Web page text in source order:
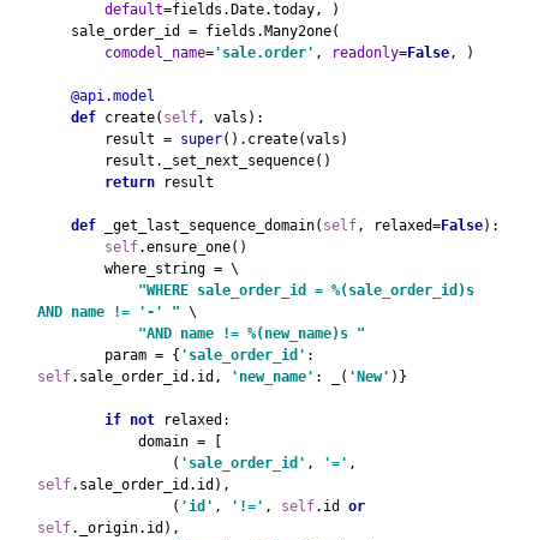
default=fields.Date.today, )
    sale_order_id = fields.Many2one(
comodel_name='sale.order' , readonly=False, )
@api.model
def create( self, vals):
        result =
super().create(vals)
        result._set_next_sequence()
return
result
def _get_last_sequence_domain( self, relaxed=False):
self.ensure_one()
        where_string = \
"WHERE sale_order_id = %(sale_order_id)s
AND name != '-' " \
"AND name != %(new_name)s "
param = { 'sale_order_id'
self.sale_order_id.id, 'new_name' : _( 'New' )}
if not
relaxed:
            domain = [
                (
'sale_order_id' , '='
self.sale_order_id.id),
                (
'id' , '!=' , self.id
self._origin.id),